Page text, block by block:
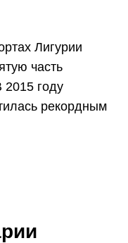
Лигурии
часть
2015 году
рекордным